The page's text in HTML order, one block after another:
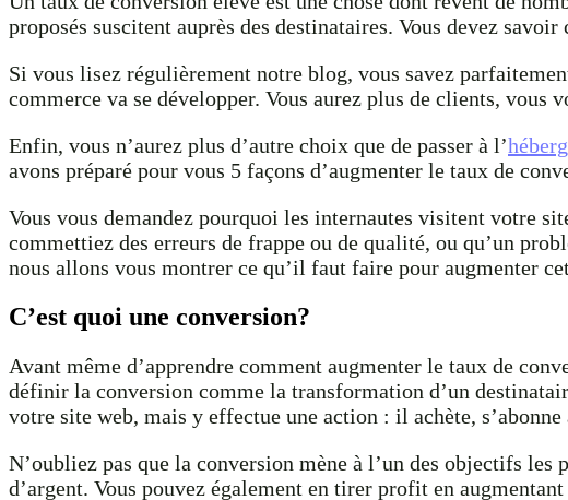
proposés suscitent auprès des destinataires. Vous devez
Si vous lisez régulièrement notre blog, vous savez
commerce va se développer. Vous aurez plus de clients, vous
Enfin, vous n’aurez plus d’autre choix que de passer à l’
avons préparé pour vous 5 façons d’augmenter le taux de
Vous vous demandez pourquoi les internautes visitent votre
commettiez des erreurs de frappe ou de qualité, ou qu’un
nous allons vous montrer ce qu’il faut faire pour augmenter
C’est quoi une conversion?
Avant même d’apprendre comment augmenter le taux de
définir la conversion comme la transformation d’un
votre site web, mais y effectue une action : il achète,
N’oubliez pas que la conversion mène à l’un des objectifs
d’argent. Vous pouvez également en tirer profit en